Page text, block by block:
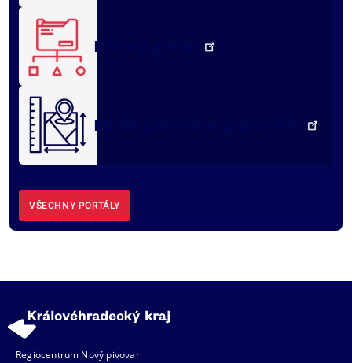
Datový portál
Portál územního plánování
VŠECHNY PORTÁLY
Regiocentrum Nový pivovar